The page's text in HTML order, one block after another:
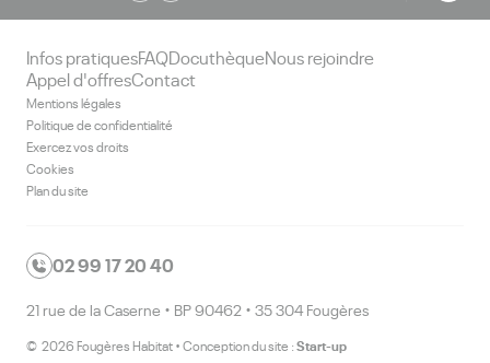
Infos pratiquesFAQDocuthèqueNous rejoindre
Appel d'offresContact
Mentions légales
Politique de confidentialité
Exercez vos droits
Cookies
Plan du site
02 99 17 20 40
21 rue de la Caserne • BP 90462 • 35 304 Fougères
© 2026 Fougères Habitat • Conception du site :Start-up